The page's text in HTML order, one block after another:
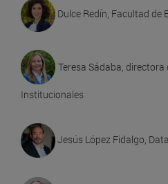
Dulce Redín, Facultad de
Teresa Sádaba, directora
Institucionales
Jesús López Fidalgo,